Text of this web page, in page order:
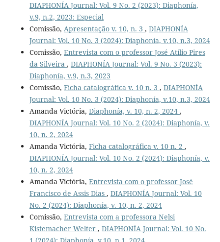
DIAPHONÍA Journal: Vol. 9 No. 2 (2023): Diaphonía,
v.9, n.2, 2023: Especial
Comissão, Apresentação v. 10, n. 3 , DIAPHONÍA
Journal: Vol. 10 No. 3 (2024): Diaphonía, v.10, n.3, 2024
Comissão, Entrevista com o professor José Atílio Pires
da Silveira , DIAPHONÍA Journal: Vol. 9 No. 3 (2023):
Diaphonía, v.9, n.3, 2023
Comissão, Ficha catalográfica v. 10 n. 3 , DIAPHONÍA
Journal: Vol. 10 No. 3 (2024): Diaphonía, v.10, n.3, 2024
Amanda Victória, Diaphonía, v. 10, n. 2, 2024 ,
DIAPHONÍA Journal: Vol. 10 No. 2 (2024): Diaphonía, v.
10, n. 2, 2024
Amanda Victória, Ficha catalográfica v. 10 n. 2 ,
DIAPHONÍA Journal: Vol. 10 No. 2 (2024): Diaphonía, v.
10, n. 2, 2024
Amanda Victória, Entrevista com o professor José
Francisco de Assis Dias , DIAPHONÍA Journal: Vol. 10
No. 2 (2024): Diaphonía, v. 10, n. 2, 2024
Comissão, Entrevista com a professora Nelsi
Kistemacher Welter , DIAPHONÍA Journal: Vol. 10 No.